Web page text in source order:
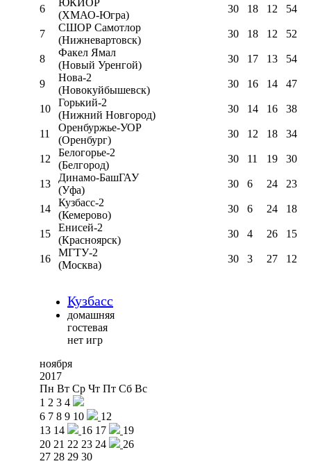
6
ЮКИОР
(ХМАО-Югра)
30 18 12 54
7
СШОР Самотлор
(Нижневартовск)
30 18 12 52
8
Факел Ямал
(Новый Уренгой)
30 17 13 54
9
Нова-2
(Новокуйбышевск)
30 16 14 47
10
Горький-2
(Нижний Новгород)
30 14 16 38
11
Оренбуржье-УОР
(Оренбург)
30 12 18 34
12
Белогорье-2
(Белгород)
30 11 19 30
13
Динамо-БашГАУ
(Уфа)
30 6 24 23
14
Кузбасс-2
(Кемерово)
30 6 24 18
15
Енисей-2
(Красноярск)
30 4 26 15
16
МГТУ-2
(Москва)
30 3 27 12
Кузбасс
домашняя
гостевая
нет игр
ноября
2017
Пн Вт Ср Чт Пт Сб Вс
1 2 3 4
6 7 8 9 10
12
13 14 16 17
19
20 21 22 23 24
26
27 28 29 30